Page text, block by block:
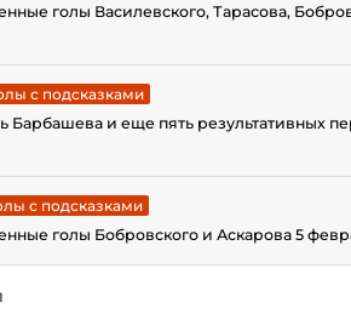
голы Василевского, Тарасова,
с подсказками
Барбашева и еще пять результативных
с подсказками
голы Бобровского и Аскарова 5